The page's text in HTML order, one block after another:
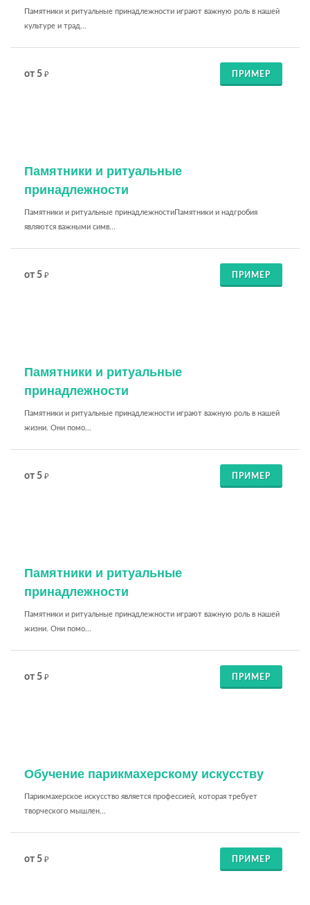
Памятники и ритуальные принадлежности играют важную роль в нашей
культуре и трад...
от 5 ₽ ПРИМЕР
Памятники и ритуальные
принадлежности
Памятники и ритуальные принадлежностиПамятники и надгробия
являются важными симв...
от 5 ₽ ПРИМЕР
Памятники и ритуальные
принадлежности
Памятники и ритуальные принадлежности играют важную роль в нашей
жизни. Они помо...
от 5 ₽ ПРИМЕР
Памятники и ритуальные
принадлежности
Памятники и ритуальные принадлежности играют важную роль в нашей
жизни. Они помо...
от 5 ₽ ПРИМЕР
Обучение парикмахерскому искусству
Парикмахерское искусство является профессией, которая требует
творческого мышлен...
от 5 ₽ ПРИМЕР